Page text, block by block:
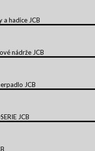
a hadice JCB
nádrže JCB
JCB
JCB